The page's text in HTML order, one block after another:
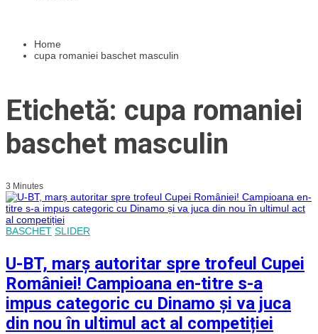
Home
cupa romaniei baschet masculin
Etichetă: cupa romaniei
baschet masculin
3 Minutes
BASCHET SLIDER
U-BT, marș autoritar spre trofeul Cupei
României! Campioana en-titre s-a
impus categoric cu Dinamo și va juca
din nou în ultimul act al competiției